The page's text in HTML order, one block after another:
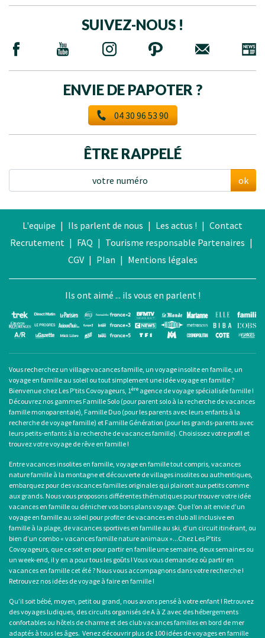
SUIVEZ-NOUS !
ENVIE DE PAPOTER ?
04 30 96 53 90
ÊTRE RAPPELÉ
ok
L'equipe | Ils parlent de nous | Les actus ! | Contact
Recrutement | FAQ | Tourisme responsable Partenaires |
CGV | Plan | Mentions légales
Ils ont aimé ... ils vous en parlent !
Vous recherchez un village vacances famille, un voyage insolite en famille, un
voyage en famille au soleil ou tout simplement une idée voyage en famille ?
Bienvenue chez Les P’tits Covoyageurs, 1ère agence de voyage spécialisée famille !
Découvrez nos gammes Famille Solo (pour parent solo à la recherche devacances
famille monoparentale), Famille Duo (pour les parents avec leurs enfants à la
recherche de voyage famille) et Famille Génération (pour les grands-parents avec
leurs petits-enfants à la recherche de vacances famille). Choisissez votre profil et
trouvez votre voyage de rêve en famille !
Entrevacances insolites en famille, voyage en famille tout compris, vacances
nature famille à la montagne et découverte de villages insolites ou authentiques,
embarquez pour desvacances familles originales qui plairont aux petits comme
aux grands. Nous vous proposons différentes thématiques pour trouver votre idée
vacances en famille ou dénicher vos bons plans voyage. Que l’on ait envie d’un
voyage en famille au soleil pour profiter devacances en club all inclusive en
famille à la plage, devacances sportives en famille au ski, d’un circuit itinérant, ou
bien d’un combo « vacances famille nature animaux »...Chez Les P’tits
Covoyageurs, que ce soit en pour partir en famille une semaine, deux semaines ou
un week-end, il y en a pour tous les goûts ! Vous vous demandez où partir en
vacances en famille cet été ? Nous vous accompagnons dans votre recherche !
Retrouvez nos idées devoyage à faire en famille !
Qu’il soit bébé, moyen, petit ou grand, nous avons pensé à votre enfant ! Retrouvez
des voyages ludiques, des circuits organisés de A à Z avec des hébergements
confortables ou hôtels de charme et des club vacances familles en bord de mer
adaptés à tous les âges. Venez découvrir plus de 100 idées devoyages en famille